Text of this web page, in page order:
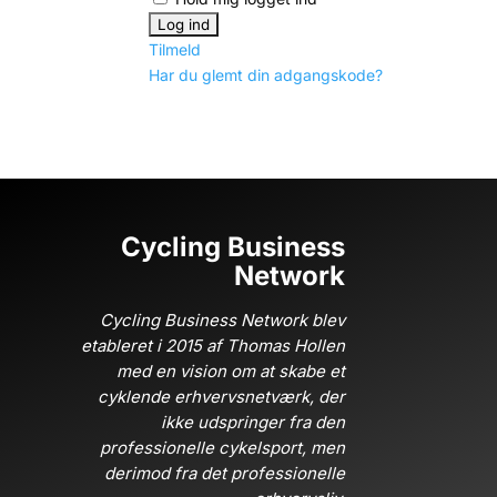
Tilmeld
Har du glemt din adgangskode?
Cycling Business
Network
Cycling Business Network blev
etableret i 2015 af Thomas Hollen
med en vision om at skabe et
cyklende erhvervsnetværk, der
ikke udspringer fra den
professionelle cykelsport, men
derimod fra det professionelle